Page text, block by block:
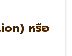
หรือ